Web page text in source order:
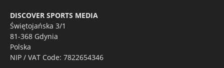
DISCOVER SPORTS MEDIA
Świętojańska 3/1
81-368 Gdynia
Polska
NIP / VAT Code: 7822654346